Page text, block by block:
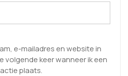
e-mailadres en website in
volgende keer wanneer ik een
plaats.